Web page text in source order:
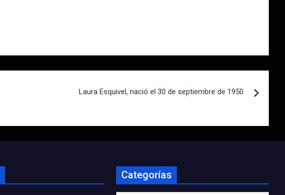
Laura Esquivel, nació el 30 de septiembre de 1950
Categorías